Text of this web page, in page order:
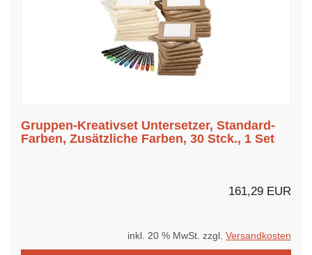
Gruppen-Kreativset Untersetzer, Standard-
Farben, Zusätzliche Farben, 30 Stck., 1 Set
161,29 EUR
inkl. 20 % MwSt. zzgl. Versandkosten